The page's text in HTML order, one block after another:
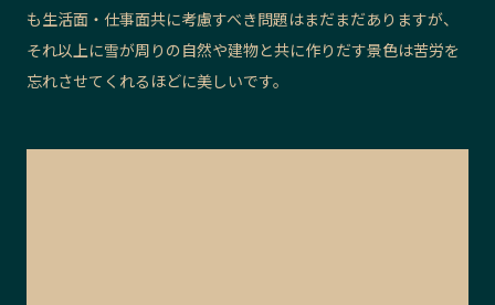
も生活面・仕事面共に考慮すべき問題はまだまだありますが、
それ以上に雪が周りの自然や建物と共に作りだす景色は苦労を
忘れさせてくれるほどに美しいです。